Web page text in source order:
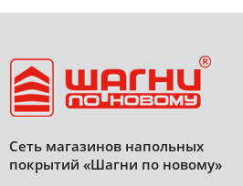
Сеть магазинов напольных
покрытий «Шагни по новому»